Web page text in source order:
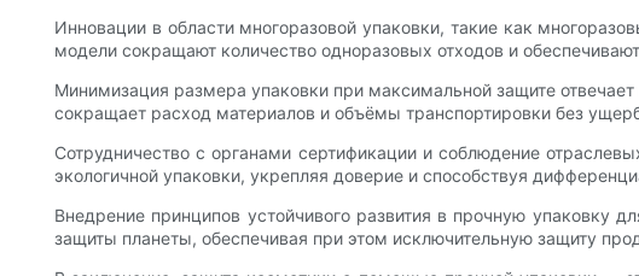
Инновации в области многоразовой упаковки, такие как
модели сокращают количество одноразовых отходов и
Минимизация размера упаковки при максимальной защите
сокращает расход материалов и объёмы транспортировки без
Сотрудничество с органами сертификации и соблюдение
экологичной упаковки, укрепляя доверие и способствуя
Внедрение принципов устойчивого развития в прочную упаковку
защиты планеты, обеспечивая при этом исключительную защиту